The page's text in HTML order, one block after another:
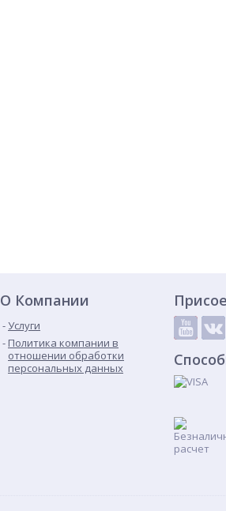
О Компании
Услуги
Политика компании в
отношении обработки
персональных данных